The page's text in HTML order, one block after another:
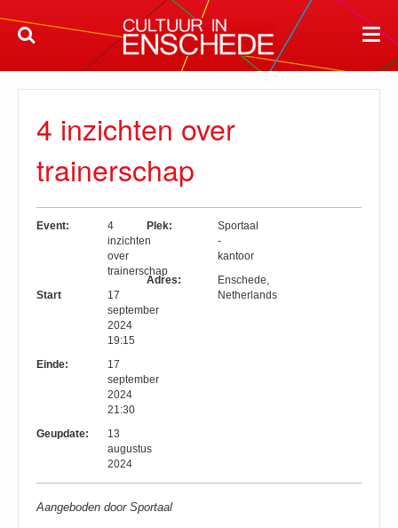
4 inzichten over
trainerschap
Event:
4
inzichten
over
trainerschap
Start
17
september
2024
19:15
Einde:
17
september
2024
21:30
Geupdate:
13
augustus
2024
Plek:
Sportaal
-
kantoor
Adres:
Enschede,
Netherlands
Aangeboden door Sportaal